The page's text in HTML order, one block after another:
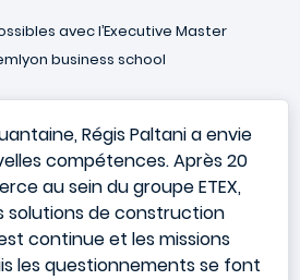
avec l’Executive Master
business school
Régis Paltani a envie
compétences. Après 20
au sein du groupe ETEX,
solutions de construction
continue et les missions
les questionnements se font